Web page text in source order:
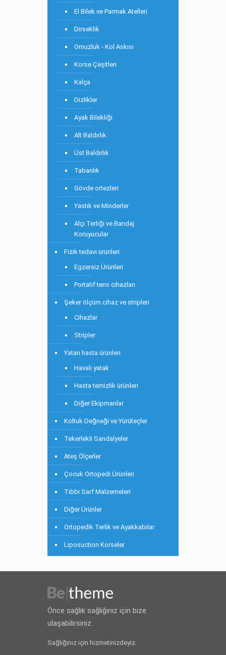
El Bilek ve Parmak Atelleri
Dirseklik
Omuzluk - Kol Askısı
Korse Çeşitleri
Kalça
Dizlikler
Ayak Bilekliği
Alt Baldırlık
Üst Baldırlık
Tabanlık
Gövde ortezleri
Yastık ve Minderler
Alçı Terliği ve Bandaj
Koruyucular
Fizik tedavi ürünleri
Egzersiz Ürünleri
Portatif tens cihazları
Şeker ölçüm cihaz ve stripleri
Cihazlar
Stripler
Yatan hasta ürünleri
Havalı yatak
Hasta temizlik ürünleri
Diğer Ekipmanlar
Koltuk Değneği ve Yürüteçler
Tekerlekli Sandalyeler
Ateş Ölçerler
Çocuk Ortopedi Ürünleri
Tıbbi Sarf Malzemeleri
Diğer Ürünler
Ortopedik Terlik ve Ayakkabılar
Liposuction Korseler
Önce sağlık sağlığınız için bize
ulaşabilirsiniz.
Sağlığınız için hizmetinizdeyiz.